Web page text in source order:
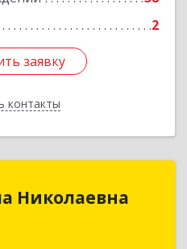
2
заявку
контакты
заявку
Николаевна